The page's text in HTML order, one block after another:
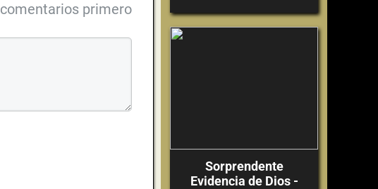
comentarios primero
Sorprendente
Evidencia de Dios -